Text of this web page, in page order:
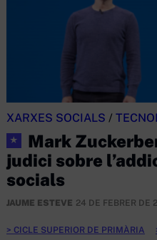
XARXES SOCIALS /
★
Mark
judici sobre
socials
JAUME ESTEVE 24 DE FEBRER DE
CICLE SUPERIOR DE PRIMÀRIA